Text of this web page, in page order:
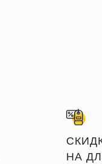
НА